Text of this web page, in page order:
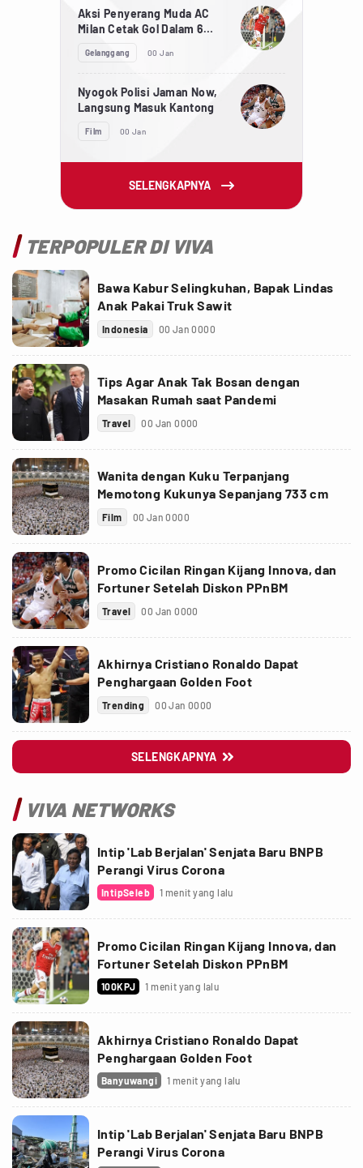
Aksi Penyerang Muda AC
Milan Cetak Gol Dalam 6
Detik
Gelanggang 00 Jan
Nyogok Polisi Jaman Now,
Langsung Masuk Kantong
Film 00 Jan
SELENGKAPNYA
TERPOPULER DI VIVA
Bawa Kabur Selingkuhan, Bapak Lindas
Anak Pakai Truk Sawit
Indonesia 00 Jan 0000
Tips Agar Anak Tak Bosan dengan
Masakan Rumah saat Pandemi
Travel 00 Jan 0000
Wanita dengan Kuku Terpanjang
Memotong Kukunya Sepanjang 733 cm
Film 00 Jan 0000
Promo Cicilan Ringan Kijang Innova, dan
Fortuner Setelah Diskon PPnBM
Travel 00 Jan 0000
Akhirnya Cristiano Ronaldo Dapat
Penghargaan Golden Foot
Trending 00 Jan 0000
SELENGKAPNYA 
VIVA NETWORKS
Intip 'Lab Berjalan' Senjata Baru BNPB
Perangi Virus Corona
IntipSeleb 1 menit yang lalu
Promo Cicilan Ringan Kijang Innova, dan
Fortuner Setelah Diskon PPnBM
100KPJ 1 menit yang lalu
Akhirnya Cristiano Ronaldo Dapat
Penghargaan Golden Foot
Banyuwangi 1 menit yang lalu
Intip 'Lab Berjalan' Senjata Baru BNPB
Perangi Virus Corona